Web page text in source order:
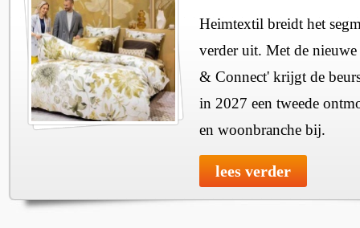
Heimtextil breidt het
verder uit. Met de
& Connect' krijgt de
in 2027 een tweede
en woonbranche bij.
lees verder